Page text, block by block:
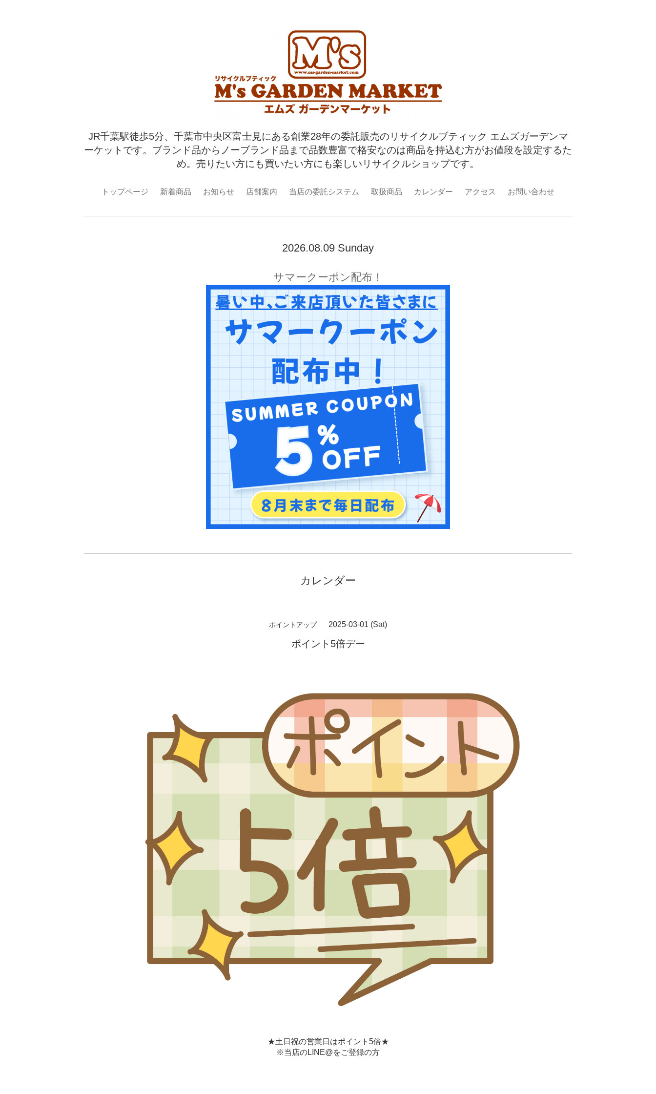
JR千葉駅徒歩5分、千葉市中央区富士見にある創業28年の委託販売のリサイクルブティック エムズガーデンマ
ーケットです。ブランド品からノーブランド品まで品数豊富で格安なのは商品を持込む方がお値段を設定するた
め。売りたい方にも買いたい方にも楽しいリサイクルショップです。
トップページ 新着商品 お知らせ 店舗案内 当店の委託システム 取扱商品 カレンダー アクセス お問い合わせ
2026.08.09 Sunday
サマークーポン配布！
カレンダー
ポイントアップ 2025-03-01 (Sat)
ポイント5倍デー
★土日祝の営業日はポイント5倍★
※当店のLINE@をご登録の方